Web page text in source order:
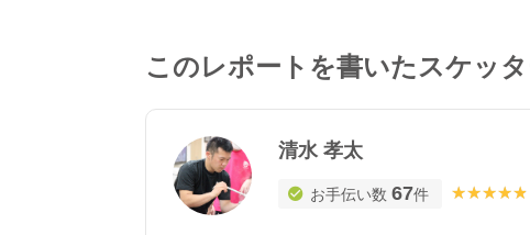
このレポートを書いたスケッ
清水 孝太
お手伝い数 67件 ★★★★★
★★★★★